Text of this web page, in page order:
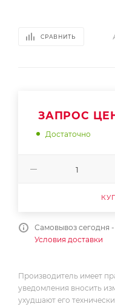
СРАВНИТЬ
ЗАПРОС
Достаточно
Самовывоз сегодня
Условия доставки
Производитель имеет
уведомления вносить
ухудшают его